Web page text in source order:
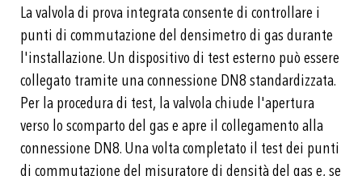
La valvola di prova integrata consente di controllare i
punti di commutazione del densimetro di gas durante
l'installazione. Un dispositivo di test esterno può essere
collegato tramite una connessione DN8 standardizzata.
Per la procedura di test, la valvola chiude l'apertura
verso lo scomparto del gas e apre il collegamento alla
connessione DN8. Una volta completato il test dei punti
di commutazione del misuratore di densità del gas e, se